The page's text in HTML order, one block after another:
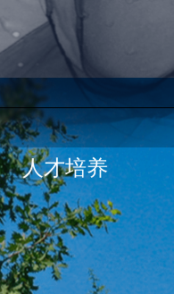
人才培养